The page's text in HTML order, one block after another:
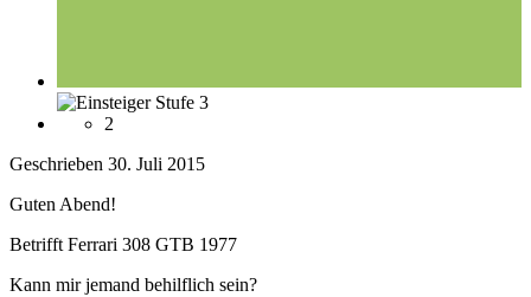
2
Geschrieben 30. Juli 2015
Guten Abend!
Betrifft Ferrari 308 GTB 1977
Kann mir jemand behilflich sein?